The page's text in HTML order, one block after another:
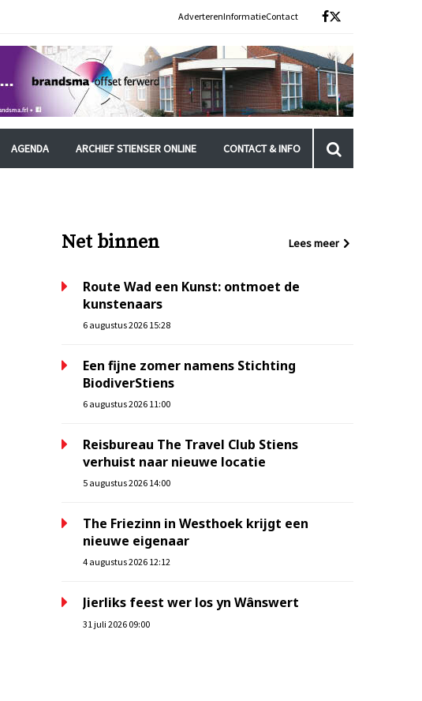
AdverterenInformatieContact
AGENDA ARCHIEF STIENSER ONLINE CONTACT & INFO
Net binnen Lees meer
Route Wad een Kunst: ontmoet de
kunstenaars
6 augustus 2026 15:28
Een fijne zomer namens Stichting
BiodiverStiens
6 augustus 2026 11:00
Reisbureau The Travel Club Stiens
verhuist naar nieuwe locatie
5 augustus 2026 14:00
The Friezinn in Westhoek krijgt een
nieuwe eigenaar
4 augustus 2026 12:12
Jierliks feest wer los yn Wânswert
31 juli 2026 09:00